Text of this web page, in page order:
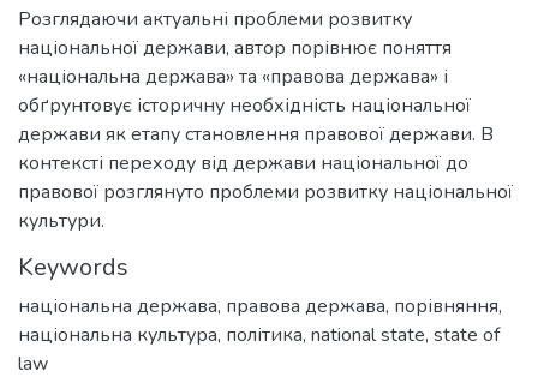
Розглядаючи актуальні проблеми розвитку
національної держави, автор порівнює поняття
«національна держава» та «правова держава» і
обґрунтовує історичну необхідність національної
держави як етапу становлення правової держави. B
контексті переходу від держави національної до
правової розглянуто проблеми розвитку національної
культури.
Keywords
національна держава, правова держава, порівняння,
національна культура, політика, national state, state of
law